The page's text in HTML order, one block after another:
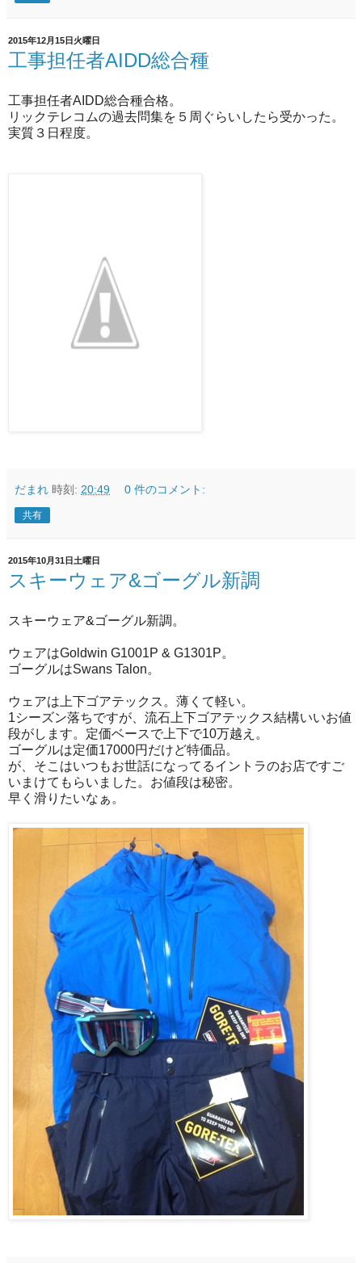
2015年12月15日火曜日
工事担任者AIDD総合種
工事担任者AIDD総合種合格。
リックテレコムの過去問集を５周ぐらいしたら受かった。
実質３日程度。
だまれ 時刻: 20:49 0 件のコメント:
共有
2015年10月31日土曜日
スキーウェア&ゴーグル新調
スキーウェア&ゴーグル新調。
ウェアはGoldwin G1001P & G1301P。
ゴーグルはSwans Talon。
ウェアは上下ゴアテックス。薄くて軽い。
1シーズン落ちですが、流石上下ゴアテックス結構いいお値
段がします。定価ベースで上下で10万越え。
ゴーグルは定価17000円だけど特価品。
が、そこはいつもお世話になってるイントラのお店ですご
いまけてもらいました。お値段は秘密。
早く滑りたいなぁ。